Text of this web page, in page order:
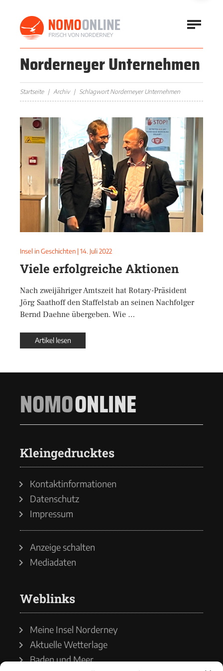
Norderneyer Unternehmen
Startseite Archiv Schlagwort Norderneyer Unternehmen
Insel in Geschichten | 14. Juli 2022
Viele erfolgreiche Aktionen
Nach zweijähriger Amtszeit hat Rotary-Präsident
Jörg Saathoff den Staffelstab an seinen Nachfolger
Bernd Daehne übergeben. Wie …
Artikel lesen
NOMOONLINE
Kleingedrucktes
Kontaktinformationen
Datenschutz
Impressum
Anzeige schalten
Mediadaten
Weblinks
Meine Insel Norderney
Aktuelle Wetterlage
Baden und Meer